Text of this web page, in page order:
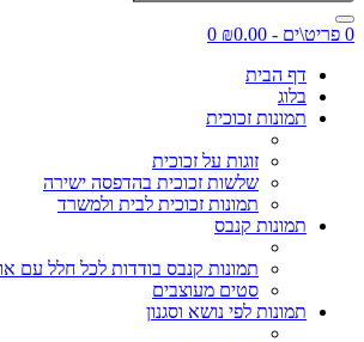
0 פריט\ים - ₪0.00
0
דף הבית
בלוג
תמונות זכוכית
זוגות על זכוכית
שלשות זכוכית בהדפסה ישירה
תמונות זכוכית לבית ולמשרד
תמונות קנבס
תמונות קנבס בודדות לכל חלל עם
סטים מעוצבים
תמונות לפי נושא וסגנון